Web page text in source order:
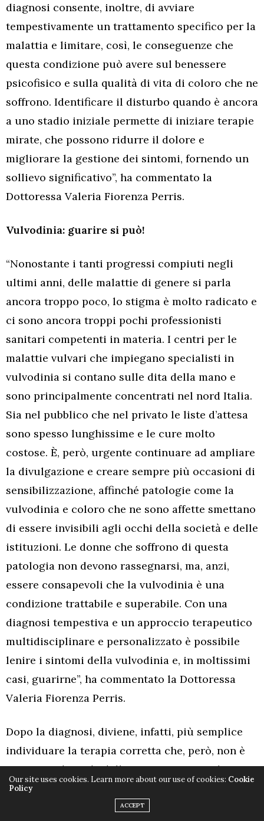
diagnosi consente, inoltre, di avviare
tempestivamente un trattamento specifico per la
malattia e limitare, così, le conseguenze che
questa condizione può avere sul benessere
psicofisico e sulla qualità di vita di coloro che ne
soffrono. Identificare il disturbo quando è ancora
a uno stadio iniziale permette di iniziare terapie
mirate, che possono ridurre il dolore e
migliorare la gestione dei sintomi, fornendo un
sollievo significativo”, ha commentato la
Dottoressa Valeria Fiorenza Perris.
Vulvodinia: guarire si può!
“Nonostante i tanti progressi compiuti negli
ultimi anni, delle malattie di genere si parla
ancora troppo poco, lo stigma è molto radicato e
ci sono ancora troppi pochi professionisti
sanitari competenti in materia. I centri per le
malattie vulvari che impiegano specialisti in
vulvodinia si contano sulle dita della mano e
sono principalmente concentrati nel nord Italia.
Sia nel pubblico che nel privato le liste d’attesa
sono spesso lunghissime e le cure molto
costose. È, però, urgente continuare ad ampliare
la divulgazione e creare sempre più occasioni di
sensibilizzazione, affinché patologie come la
vulvodinia e coloro che ne sono affette smettano
di essere invisibili agli occhi della società e delle
istituzioni. Le donne che soffrono di questa
patologia non devono rassegnarsi, ma, anzi,
essere consapevoli che la vulvodinia è una
condizione trattabile e superabile. Con una
diagnosi tempestiva e un approccio terapeutico
multidisciplinare e personalizzato è possibile
lenire i sintomi della vulvodinia e, in moltissimi
casi, guarirne”, ha commentato la Dottoressa
Valeria Fiorenza Perris.
Dopo la diagnosi, diviene, infatti, più semplice
individuare la terapia corretta che, però, non è
univoca e dipende dalle varie concause che
hanno determinato l’insorgenza della patologia.
Infatti, così come non esiste una sola origine alla
Our site uses cookies. Learn more about our use of cookies: Cookie
Policy
ACCEPT